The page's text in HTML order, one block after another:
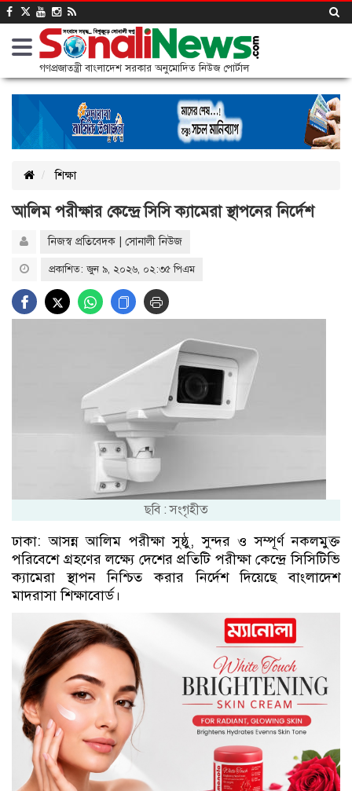
গণপ্রজাতন্ত্রী বাংলাদেশ সরকার অনুমোদিত নিউজ পোর্টাল
শিক্ষা
আলিম পরীক্ষার কেন্দ্রে সিসি ক্যামেরা স্থাপনের নির্দেশ
নিজস্ব প্রতিবেদক | সোনালী নিউজ
প্রকাশিত: জুন ৯, ২০২৬, ০২:৩৫ পিএম
ছবি : সংগৃহীত
ঢাকা: আসন্ন আলিম পরীক্ষা সুষ্ঠু, সুন্দর ও সম্পূর্ণ নকলমুক্ত
পরিবেশে গ্রহণের লক্ষ্যে দেশের প্রতিটি পরীক্ষা কেন্দ্রে সিসিটিভি
ক্যামেরা স্থাপন নিশ্চিত করার নির্দেশ দিয়েছে বাংলাদেশ
মাদরাসা শিক্ষাবোর্ড।